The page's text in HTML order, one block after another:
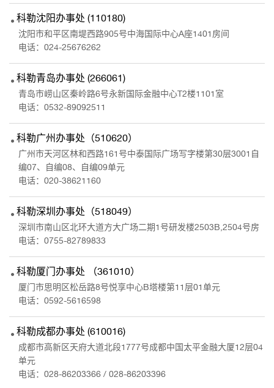
科勒沈阳办事处 (110180)
沈阳市和平区南堤西路905号中海国际中心A座1401房间
电话： 024-25676262
科勒青岛办事处 (266061)
青岛市崂山区秦岭路6号永新国际金融中心T2楼1101室
电话： 0532-89092511
科勒广州办事处（510620）
广州市天河区林和西路161号中泰国际广场写字楼第30层3001自
编07、自编08、自编09单元
电话： 020-38621160
科勒深圳办事处（518049）
深圳市南山区北环大道方大广场二期1号研发楼2503B,2504号房
电话： 0755-82789833
科勒厦门办事处 （361010）
厦门市思明区松岳路8号悦享中心B塔楼第11层01单元
电话： 0592-5616598
科勒成都办事处 (610016)
成都市高新区天府大道北段1777号成都中国太平金融大厦12层04
单元
电话： 028-86203366 / 028-86203396